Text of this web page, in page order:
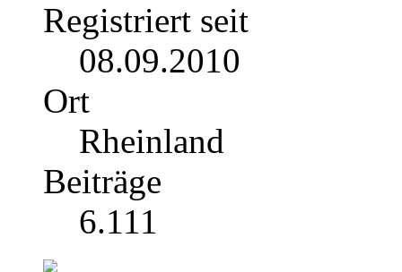
Registriert seit
08.09.2010
Ort
Rheinland
Beiträge
6.111